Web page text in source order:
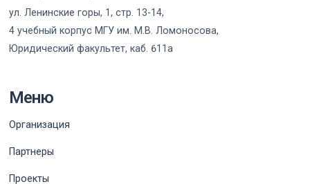
ул. Ленинские горы, 1, стр. 13-14,
4 учебный корпус МГУ им. М.В. Ломоносова,
Юридический факультет, каб. 611а
Меню
Организация
Партнеры
Проекты